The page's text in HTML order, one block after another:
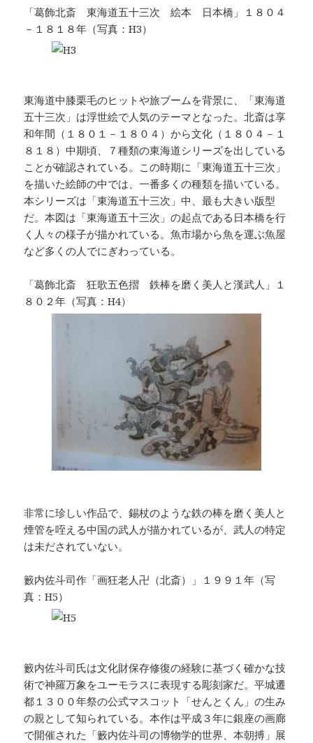
「葛飾北斎 東海道五十三次 絵本 日本橋」１８０４
－１８１８年（写真：H3）
東海道中膝栗毛のヒットや旅ブームを背景に、「東海道
五十三次」は浮世絵で人気のテーマとなった。北斎は享
和年間（１８０１－１８０４）から文化（１８０４－１
８１８）中期頃、７種類の東海道シリーズを出している
ことが確認されている。この時期に「東海道五十三次」
を描いた絵師の中では、一番多くの種類を描いている。
本シリーズは「東海道五十三次」中、最も大きい版型
だ。本図は「東海道五十三次」の起点である日本橋を行
く人々の様子が描かれている。魚市場から魚を運ぶ魚屋
など多くの人でにぎわっている。
「葛飾北斎 狂歌五色摺 鉄棒を磨く美人と漢武人」１
８０２年（写真：H4）
非常に珍しい作品で、錫杖のような鉄の棒を磨く美人と
煙管を咥える中国の武人が描かれているが、武人の特定
は未だされていない。
籔内佐斗司作「画狂老人卍（北斎）」１９９１年（写
真：H5）
籔内佐斗司氏は文化財保存修復の経験に基づく確かな技
術で神羅万象をユーモラスに表現する彫刻家だ。平城遷
都１３００年祭の公式マスコット「せんとくん」の生み
の親として知られている。本作は平成３年に銀座の画廊
で開催された「籔内佐斗司の博物学的世界、本朝搏」展